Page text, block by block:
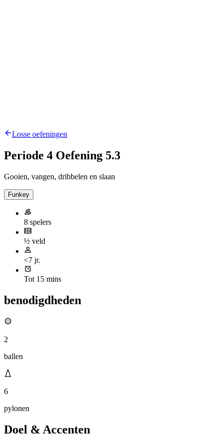
Losse oefeningen
Periode 4 Oefening 5.3
Gooien, vangen, dribbelen en slaan
Funkey
8 spelers
½ veld
<7 jr.
Tot 15 mins
benodigdheden
2
ballen
6
pylonen
Doel & Accenten